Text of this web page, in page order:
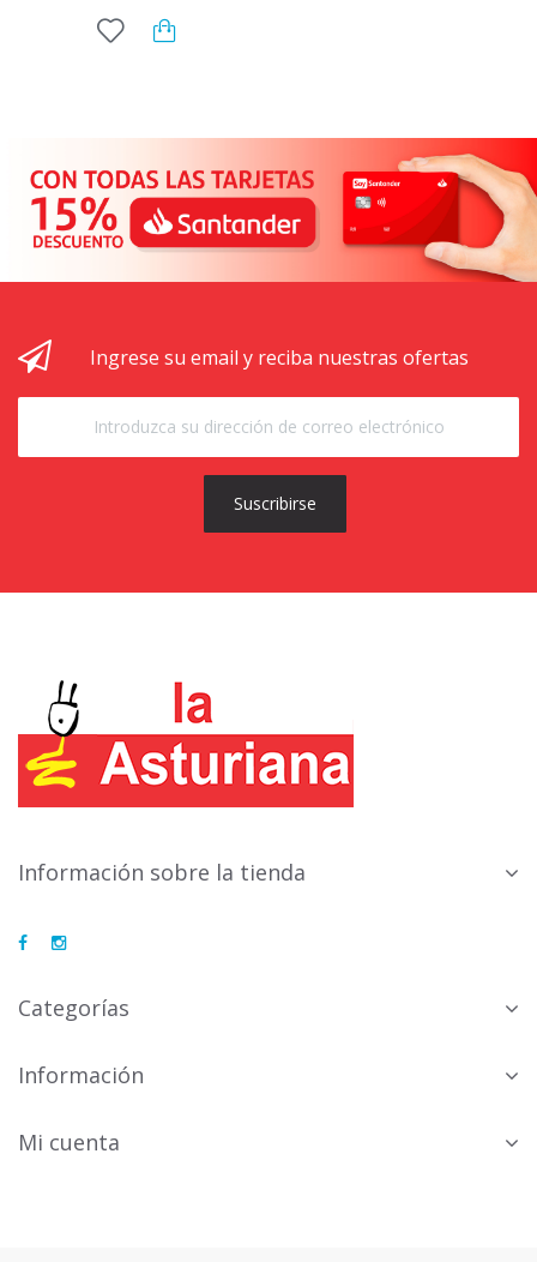
Ingrese su email y reciba nuestras ofertas
Suscribirse
Información sobre la tienda
Categorías
Información
Mi cuenta